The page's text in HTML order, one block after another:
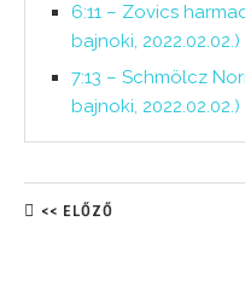
6:11 – Zovics
bajnoki, 2022.02.02.)
7:13 – Schmölcz
bajnoki, 2022.02.02.)
<< ELŐZŐ